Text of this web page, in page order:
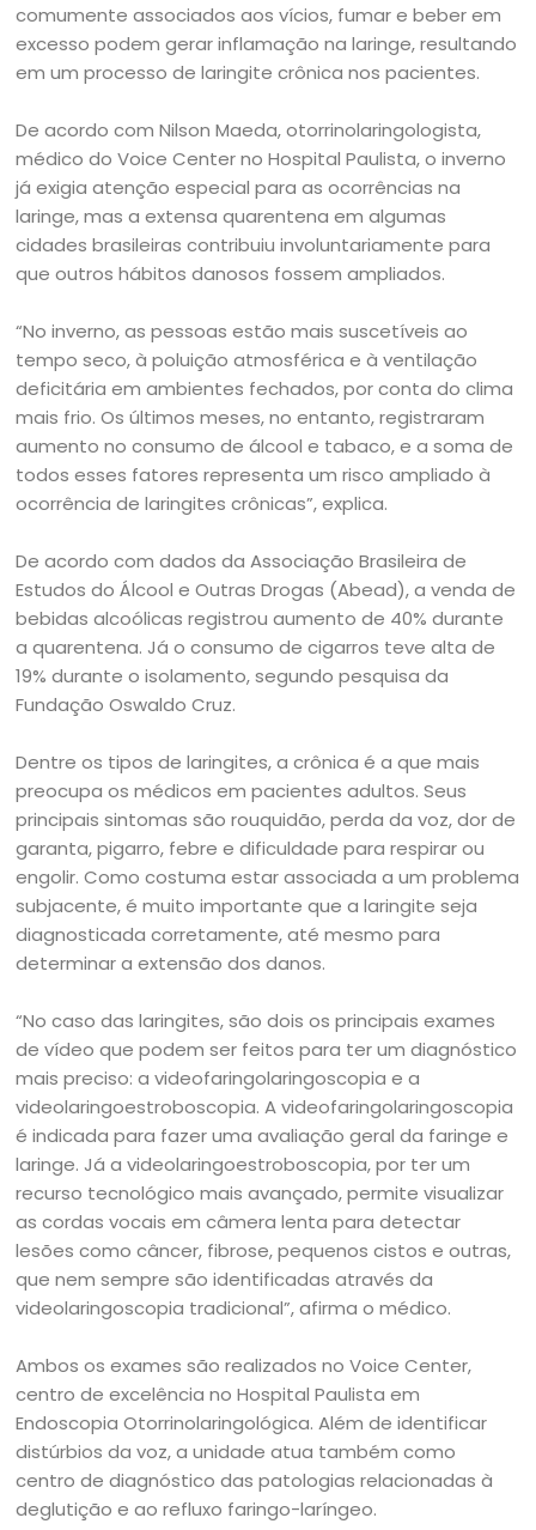
comumente associados aos vícios, fumar e beber em
excesso podem gerar inflamação na laringe, resultando
em um processo de laringite crônica nos pacientes.
De acordo com Nilson Maeda, otorrinolaringologista,
médico do Voice Center no Hospital Paulista, o inverno
já exigia atenção especial para as ocorrências na
laringe, mas a extensa quarentena em algumas
cidades brasileiras contribuiu involuntariamente para
que outros hábitos danosos fossem ampliados.
“No inverno, as pessoas estão mais suscetíveis ao
tempo seco, à poluição atmosférica e à ventilação
deficitária em ambientes fechados, por conta do clima
mais frio. Os últimos meses, no entanto, registraram
aumento no consumo de álcool e tabaco, e a soma de
todos esses fatores representa um risco ampliado à
ocorrência de laringites crônicas”, explica.
De acordo com dados da Associação Brasileira de
Estudos do Álcool e Outras Drogas (Abead), a venda de
bebidas alcoólicas registrou aumento de 40% durante
a quarentena. Já o consumo de cigarros teve alta de
19% durante o isolamento, segundo pesquisa da
Fundação Oswaldo Cruz.
Dentre os tipos de laringites, a crônica é a que mais
preocupa os médicos em pacientes adultos. Seus
principais sintomas são rouquidão, perda da voz, dor de
garanta, pigarro, febre e dificuldade para respirar ou
engolir. Como costuma estar associada a um problema
subjacente, é muito importante que a laringite seja
diagnosticada corretamente, até mesmo para
determinar a extensão dos danos.
“No caso das laringites, são dois os principais exames
de vídeo que podem ser feitos para ter um diagnóstico
mais preciso: a videofaringolaringoscopia e a
videolaringoestroboscopia. A videofaringolaringoscopia
é indicada para fazer uma avaliação geral da faringe e
laringe. Já a videolaringoestroboscopia, por ter um
recurso tecnológico mais avançado, permite visualizar
as cordas vocais em câmera lenta para detectar
lesões como câncer, fibrose, pequenos cistos e outras,
que nem sempre são identificadas através da
videolaringoscopia tradicional”, afirma o médico.
Ambos os exames são realizados no Voice Center,
centro de excelência no Hospital Paulista em
Endoscopia Otorrinolaringológica. Além de identificar
distúrbios da voz, a unidade atua também como
centro de diagnóstico das patologias relacionadas à
deglutição e ao refluxo faringo-laríngeo.